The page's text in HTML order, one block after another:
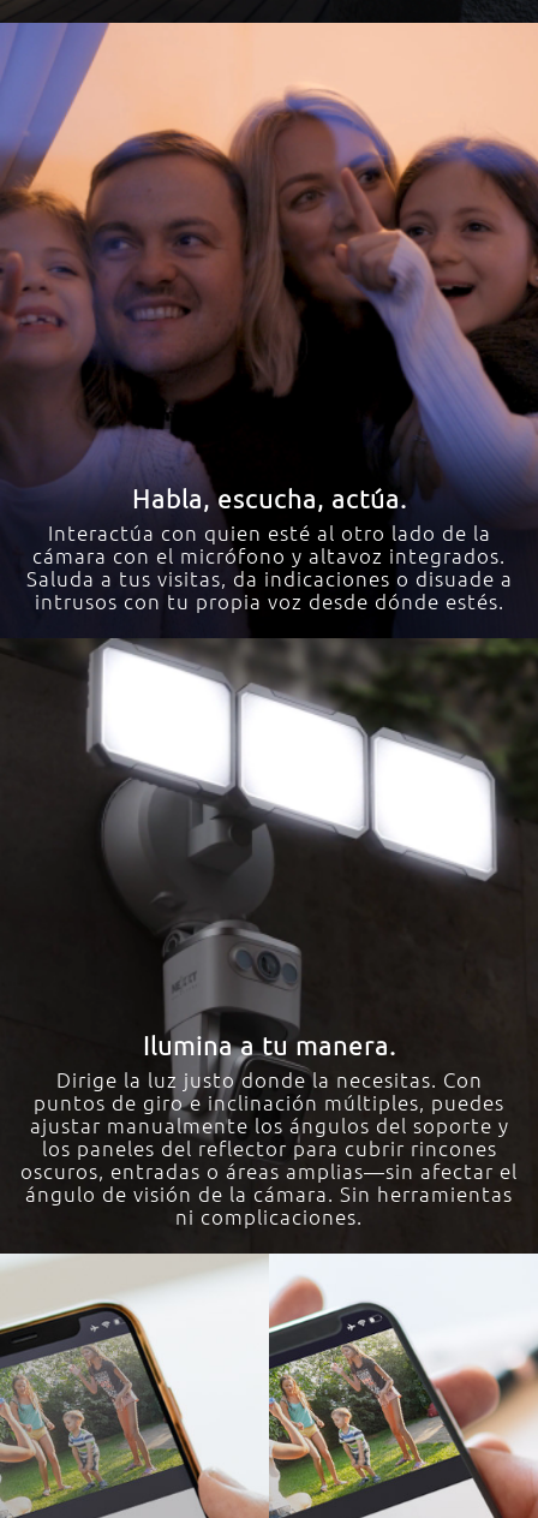
Habla, escucha, actúa.
Interactúa con quien esté al otro lado de la
cámara con el micrófono y altavoz integrados.
Saluda a tus visitas, da indicaciones o disuade a
intrusos con tu propia voz desde dónde estés.
Ilumina a tu manera.
Dirige la luz justo donde la necesitas. Con
puntos de giro e inclinación múltiples, puedes
ajustar manualmente los ángulos del soporte y
los paneles del reflector para cubrir rincones
oscuros, entradas o áreas amplias—sin afectar el
ángulo de visión de la cámara. Sin herramientas
ni complicaciones.